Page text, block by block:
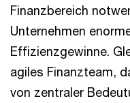
Finanzbereich
Unternehmen
Effizienzgewinne.
agiles Finanzteam,
von zentraler